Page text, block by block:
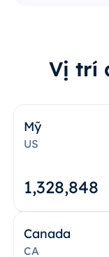
Vị trí
Mỹ
US
1,328,848
Canada
CA